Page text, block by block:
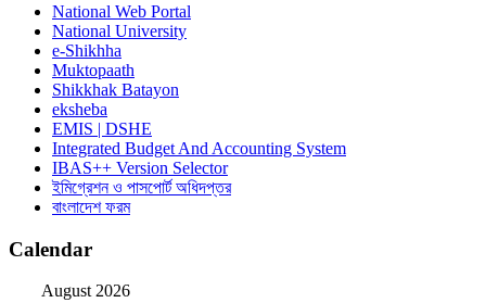
National Web Portal
National University
e-Shikhha
Muktopaath
Shikkhak Batayon
eksheba
EMIS | DSHE
Integrated Budget And Accounting System
IBAS++ Version Selector
ইমিগ্রেশন ও পাসপোর্ট অধিদপ্তর
বাংলাদেশ ফরম
Calendar
August 2026